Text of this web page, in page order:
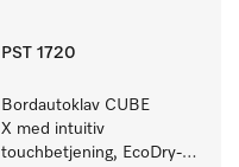
PST 1720
Bordautoklav CUBE
X med intuitiv
touchbetjening, EcoDry-